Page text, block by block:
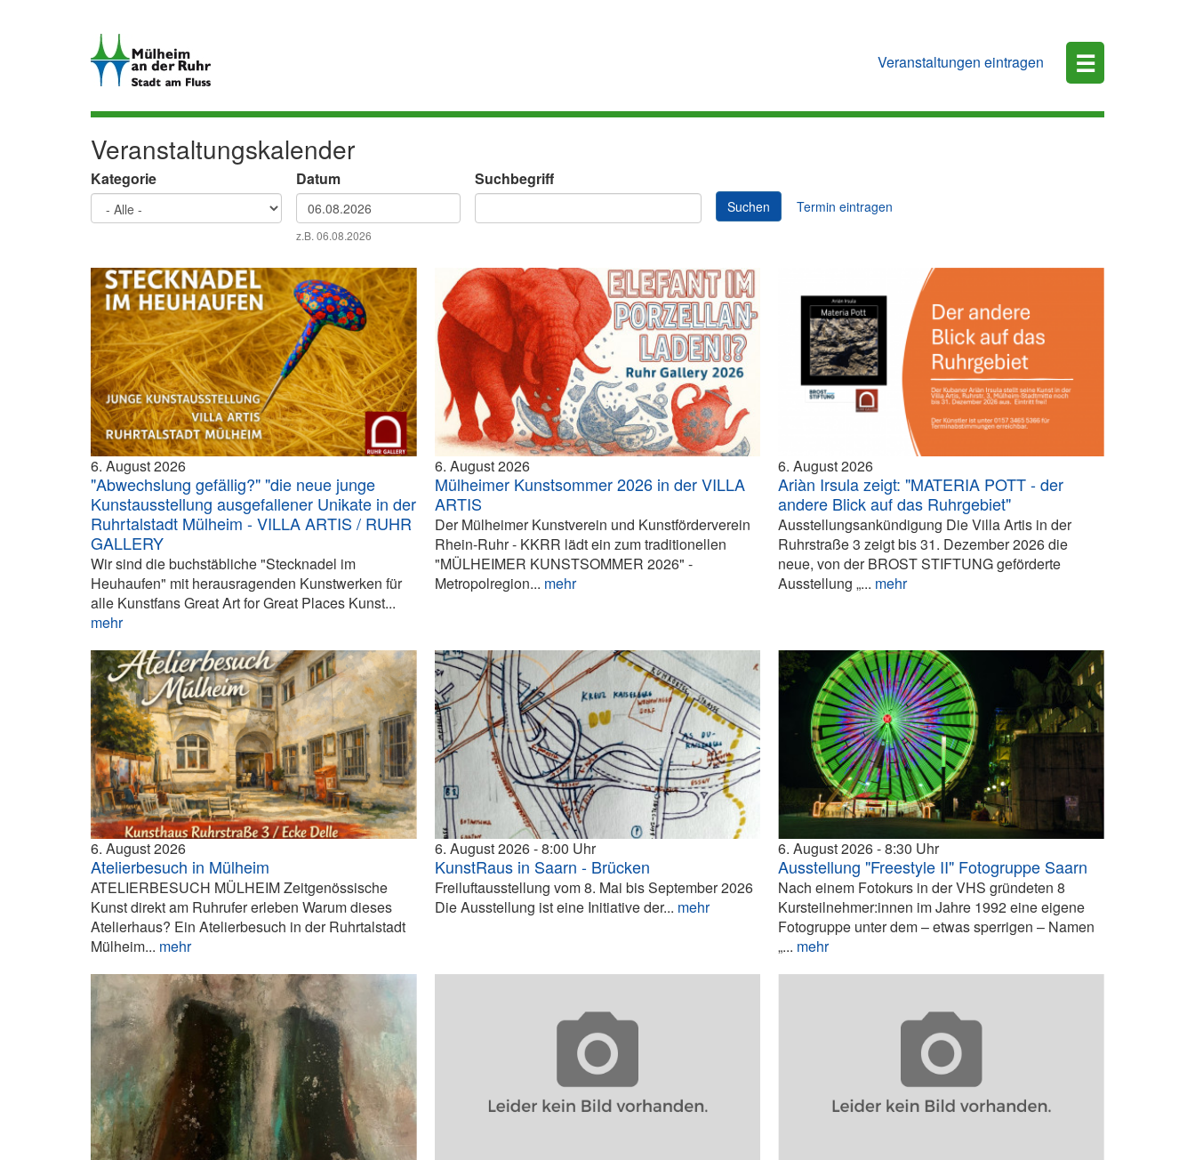
Veranstaltungen eintragen ☰
Veranstaltungskalender
Kategorie Datum
Datum
z.B. 06.08.2026
Suchbegriff
Suchen Termin eintragen
6. August 2026
"Abwechslung gefällig?" "die neue junge
Kunstausstellung ausgefallener Unikate in der
Ruhrtalstadt Mülheim - VILLA ARTIS / RUHR
GALLERY
Wir sind die buchstäbliche "Stecknadel im
Heuhaufen" mit herausragenden Kunstwerken für
alle Kunstfans Great Art for Great Places Kunst...
mehr
6. August 2026
Mülheimer Kunstsommer 2026 in der VILLA
ARTIS
Der Mülheimer Kunstverein und Kunstförderverein
Rhein-Ruhr - KKRR lädt ein zum traditionellen
"MÜLHEIMER KUNSTSOMMER 2026" -
Metropolregion... mehr
6. August 2026
Ariàn Irsula zeigt: "MATERIA POTT - der
andere Blick auf das Ruhrgebiet"
Ausstellungsankündigung Die Villa Artis in der
Ruhrstraße 3 zeigt bis 31. Dezember 2026 die
neue, von der BROST STIFTUNG geförderte
Ausstellung „... mehr
6. August 2026
Atelierbesuch in Mülheim
ATELIERBESUCH MÜLHEIM Zeitgenössische
Kunst direkt am Ruhrufer erleben Warum dieses
Atelierhaus? Ein Atelierbesuch in der Ruhrtalstadt
Mülheim... mehr
6. August 2026 8:00
KunstRaus in Saarn - Brücken
Freiluftausstellung vom 8. Mai bis September 2026
Die Ausstellung ist eine Initiative der... mehr
6. August 2026 8:30
Ausstellung "Freestyle II" Fotogruppe Saarn
Nach einem Fotokurs in der VHS gründeten 8
Kursteilnehmer:innen im Jahre 1992 eine eigene
Fotogruppe unter dem – etwas sperrigen – Namen
„... mehr